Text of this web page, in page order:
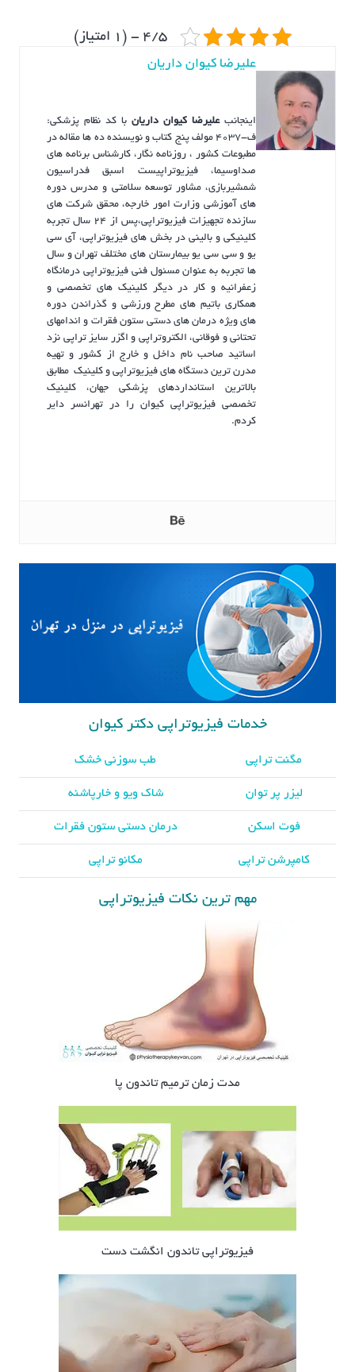
4/5 - (1 امتیاز)
علیرضا کیوان داریان
اینجانبعلیرضا کیوان داریان با کد نظام پزشکی:
ف-4037 مولف پنج کتاب و نویسنده ده ها مقاله در
مطبوعات کشور ، روزنامه نگار، کارشناس برنامه های
صداوسیما، فیزیوتراپیست اسبق فدراسیون
شمشیربازی، مشاور توسعه سلامتی و مدرس دوره
های آموزشی وزارت امور خارجه، محقق شرکت های
سازنده تجهیزات فیزیوتراپی،پس از ۲۴ سال تجربه
کلینیکی و بالینی در بخش های فیزیوتراپی، آی سی
یو و سی سی یو بیمارستان های مختلف تهران و سال
ها تجربه به عنوان مسئول فنی فیزیوتراپی درمانگاه
زعفرانیه و کار در دیگر کلینیک های تخصصی و
همکاری باتیم های مطرح ورزشی و گذراندن دوره
های ویژه درمان های دستی ستون فقرات و اندامهای
تحتانی و فوقانی، الکتروتراپی و اگزر سایز تراپی نزد
اساتید صاحب نام داخل و خارج از کشور و تهیه
مدرن ترین دستگاه های فیزیوتراپی و کلینیک مطابق
بالاترین استانداردهای پزشکی جهان، کلینیک
تخصصی فیزیوتراپی کیوان را در تهرانسر دایر
کردم.
خدمات فیزیوتراپی دکتر کیوان
مگنت تراپی طب سوزنی خشک
لیزر پر توان شاک ویو و خارپاشنه
فوت اسکن درمان دستی ستون فقرات
کامپرشن تراپی مکانو تراپی
مهم ترین نکات فیزیوتراپی
مدت زمان ترمیم تاندون پا
فیزیوتراپی تاندون انگشت دست